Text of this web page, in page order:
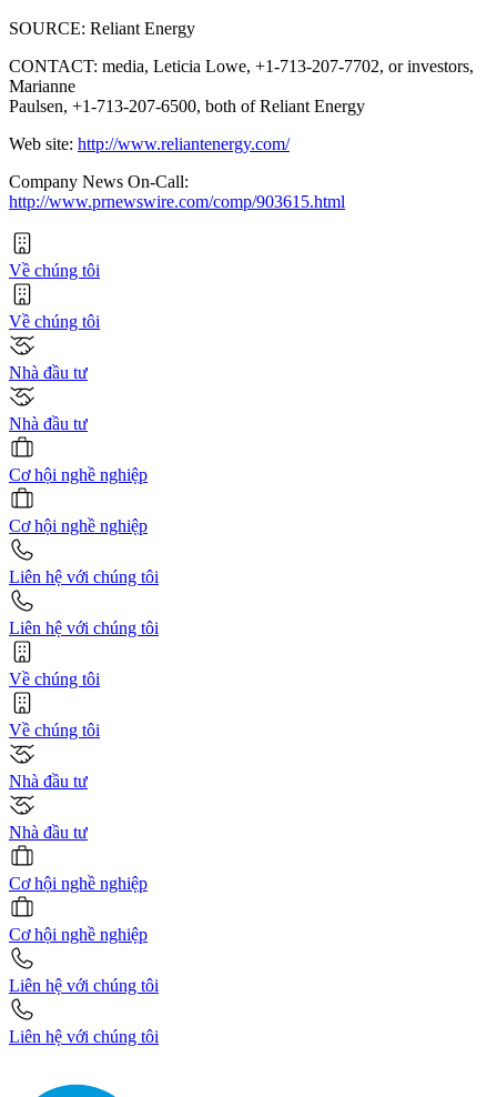
SOURCE: Reliant Energy
CONTACT: media, Leticia Lowe, +1-713-207-7702, or investors,
Marianne
Paulsen, +1-713-207-6500, both of Reliant Energy
Web site: http://www.reliantenergy.com/
Company News On-Call:
http://www.prnewswire.com/comp/903615.html
Về chúng tôi
Về chúng tôi
Nhà đầu tư
Nhà đầu tư
Cơ hội nghề nghiệp
Cơ hội nghề nghiệp
Liên hệ với chúng tôi
Liên hệ với chúng tôi
Về chúng tôi
Về chúng tôi
Nhà đầu tư
Nhà đầu tư
Cơ hội nghề nghiệp
Cơ hội nghề nghiệp
Liên hệ với chúng tôi
Liên hệ với chúng tôi